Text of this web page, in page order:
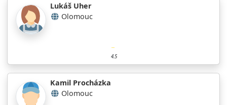
Lukáš Uher
Olomouc
4.5
Kamil Procházka
Olomouc